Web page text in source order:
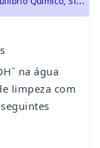
- na água
limpeza com